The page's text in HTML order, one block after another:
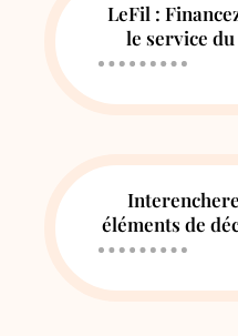
LeFil :
le service
éléments de